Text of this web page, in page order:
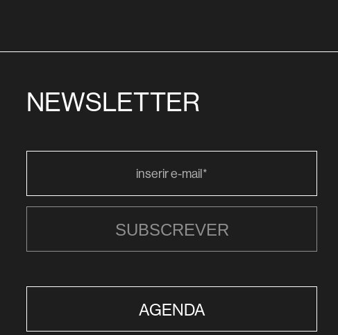
NEWSLETTER
SUBSCREVER
AGENDA